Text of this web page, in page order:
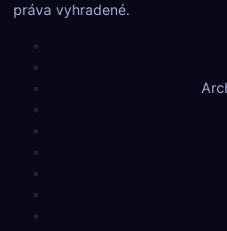
práva vyhradené.